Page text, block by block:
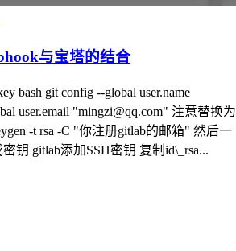
与宝塔的结合
bash git config --global user.name
user.email "mingzi@qq.com" 注意替换为
-t rsa -C "你注册gitlab的邮箱" 然后一
钥 gitlab添加SSH密钥 复制id\_rsa...